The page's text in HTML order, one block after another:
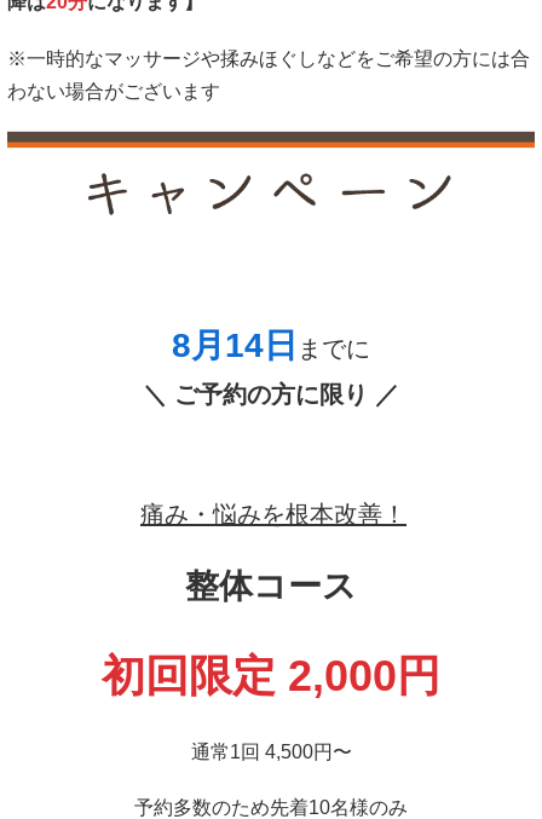
※一時的なマッサージや揉みほぐしなどをご希望の方には合
わない場合がございます
8月14 日 までに
＼ ご予約の方に限り ／
痛み・悩みを根本改善！
整体コース
初回限定 2,000円
通常1回 4,500円〜
予約多数のため先着10名様のみ